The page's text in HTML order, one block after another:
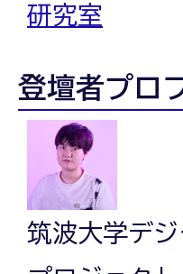
研究室
登壇者プロ
筑波大学デ